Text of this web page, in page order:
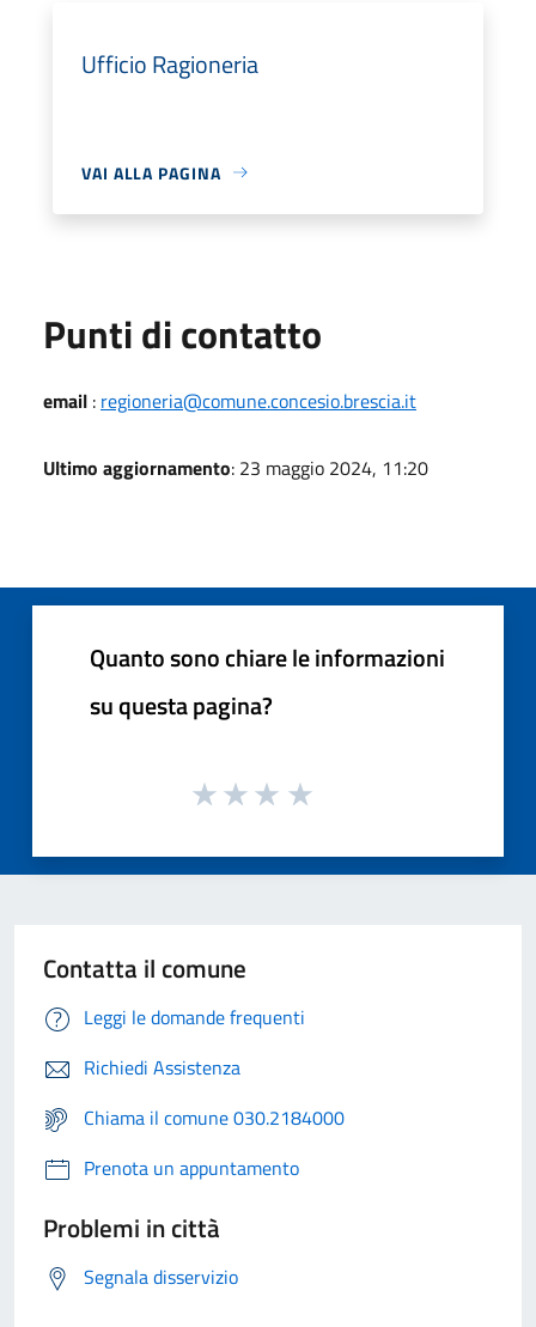
Ufficio Ragioneria
VAI ALLA PAGINA
Punti di contatto
email : regioneria@comune.concesio.brescia.it
Ultimo aggiornamento: 23 maggio 2024, 11:20
Quanto sono chiare le informazioni
su questa pagina?
Contatta il comune
Leggi le domande frequenti
Richiedi Assistenza
Chiama il comune 030.2184000
Prenota un appuntamento
Problemi in città
Segnala disservizio